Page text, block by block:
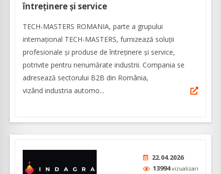
întreținere și service
TECH-MASTERS ROMANIA, parte a grupului
internațional TECH-MASTERS, furnizează soluții
profesionale și produse de întreținere și service,
potrivite pentru nenumărate industrii. Compania se
adresează sectorului B2B din România,
vizând industria automo...
22.04.2026
13994vizualizari